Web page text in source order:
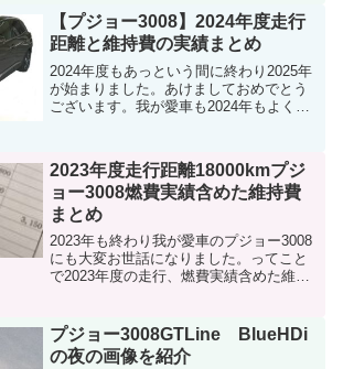
い）まずは95000km走行で5年目の車...
【プジョー3008】2024年度走行
距離と維持費の実績まとめ
2024年度もあっという間に終わり2025年
が始まりました。あけましておめでとう
ございます。我が愛車も2024年もよく走
た出費があります。とりあえず2024年度
の走...
2023年度走行距離18000kmプジ
ョー3008燃費実績含めた維持費
まとめ
2023年も終わり我が愛車のプジョー3008
にも大変お世話になりました。ってこと
で2023年度の走行、燃費実績含めた維持
検討している方は参考にしてみてくださ
い。※自動車...
プジョー3008GTLine BlueHDi
の夜の画像を紹介